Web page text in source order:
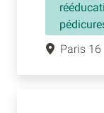
Paris 16